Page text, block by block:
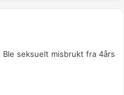
seksuelt misbrukt fra 4års